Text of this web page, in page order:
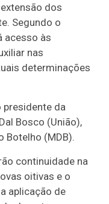
dos
Segundo o
acesso às
nas
determinações
presidente da
Bosco (União),
Botelho (MDB).
continuidade na
oitivas e o
aplicação de